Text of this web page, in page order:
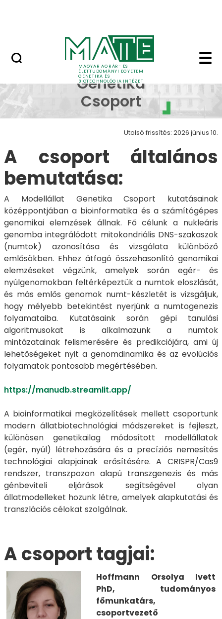
MAGYAR AGRÁR- ÉS
ÉLETTUDOMÁNYI EGYETEM
GENETIKA ÉS
BIOTECHNOLÓGIA INTÉZET
Modellállat Genetika
Modellállat
Genetika
Csoport
Utolsó frissítés: 2026 június 10.
A csoport általános
bemutatása:
A Modellállat Genetika Csoport kutatásainak
középpontjában a bioinformatika és a számítógépes
genomikai elemzések állnak. Fő célunk a nukleáris
genomba integrálódott mitokondriális DNS-szakaszok
(numtok) azonosítása és vizsgálata különböző
emlősökben. Ehhez átfogó összehasonlító genomikai
elemzéseket végzünk, amelyek során egér- és
nyúlgenomokban feltérképeztük a numtok eloszlását,
és más emlős genomok numt-készletét is vizsgáljuk,
hogy mélyebb betekintést nyerjünk a numtogenezis
folyamataiba. Kutatásaink során gépi tanulási
algoritmusokat is alkalmazunk a numtok
mintázatainak felismerésére és predikciójára, ami új
lehetőségeket nyit a genomdinamika és az evolúciós
folyamatok pontosabb megértésében.
https://manudb.streamlit.app/
A bioinformatikai megközelítések mellett csoportunk
modern állatbiotechnológiai módszereket is fejleszt,
különösen genetikailag módosított modellállatok
(egér, nyúl) létrehozására és a precíziós nemesítés
technológiai alapjainak erősítésére. A CRISPR/Cas9
rendszer, transzpozon alapú transzgenezis és más
génbeviteli eljárások segítségével olyan
állatmodelleket hozunk létre, amelyek alapkutatási és
transzlációs célokat szolgálnak.
A csoport tagjai:
Hoffmann Orsolya Ivett
PhD, tudományos
főmunkatárs,
csoportvezető